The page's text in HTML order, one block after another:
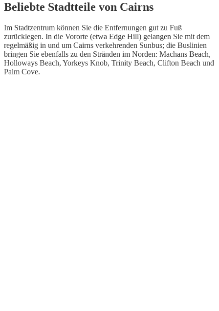
Beliebte Stadtteile von Cairns
Im Stadtzentrum können Sie die Entfernungen gut zu Fuß
zurücklegen. In die Vororte (etwa Edge Hill) gelangen Sie mit dem
regelmäßig in und um Cairns verkehrenden Sunbus; die Buslinien
bringen Sie ebenfalls zu den Stränden im Norden: Machans Beach,
Holloways Beach, Yorkeys Knob, Trinity Beach, Clifton Beach und
Palm Cove.